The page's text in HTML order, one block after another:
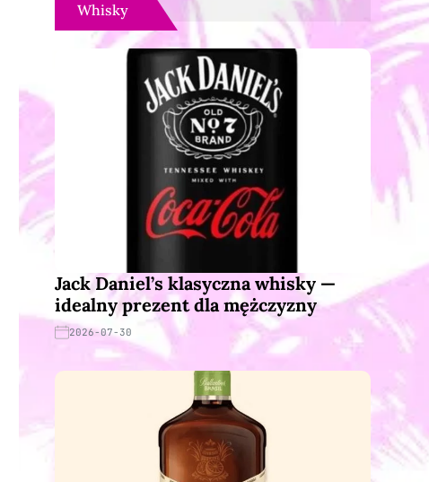
Whisky
Jack Daniel’s klasyczna whisky —
idealny prezent dla mężczyzny
2026-07-30